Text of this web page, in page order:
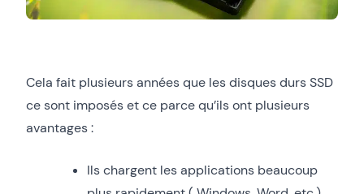
Cela fait plusieurs années que les disques durs SSD
ce sont imposés et ce parce qu’ils ont plusieurs
avantages :
Ils chargent les applications beaucoup